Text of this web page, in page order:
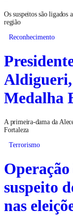
Os suspeitos são
região
Reconhecimento
Aldigueri,
Medalha
A primeira-dama da
Fortaleza
Terrorismo
suspeito
nas